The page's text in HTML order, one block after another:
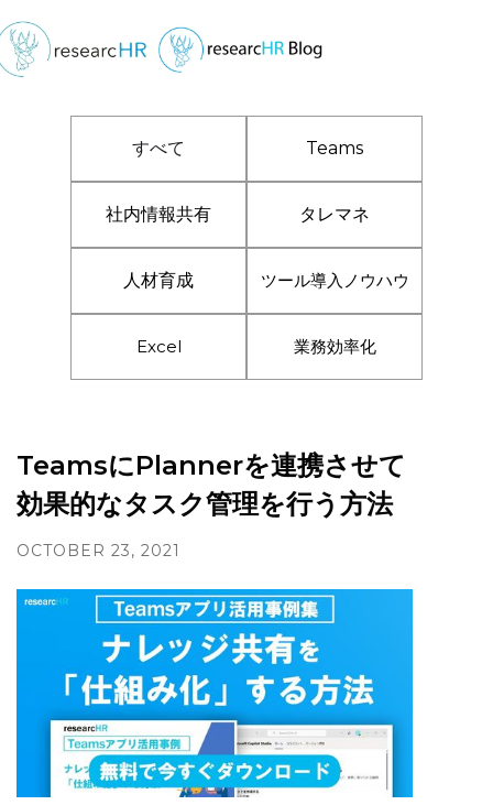
すべて Teams
社内情報共有 タレマネ
人材育成 ツール導入ノウハウ
Excel 業務効率化
TeamsにPlannerを連携させて
効果的なタスク管理を行う方法
OCTOBER 23, 2021